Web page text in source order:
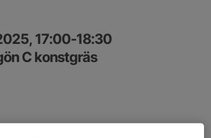
17:00-18:30
C konstgräs